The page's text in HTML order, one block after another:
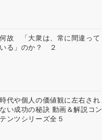
何故 「大衆は、常に間違って
いる」のか？ ２
時代や個人の価値観に左右され
ない成功の秘訣 動画＆解説コン
テンツシリーズ全５